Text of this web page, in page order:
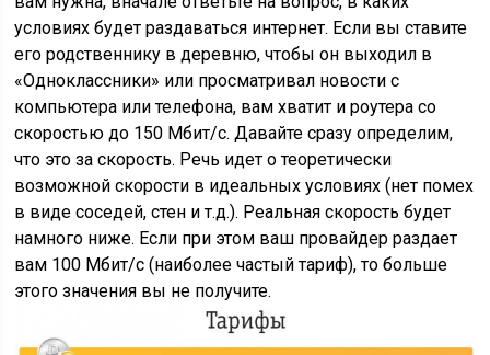
условиях будет раздаваться интернет. Если вы ставите
его родственнику в деревню, чтобы он выходил в
«Одноклассники» или просматривал новости с
компьютера или телефона, вам хватит и роутера со
скоростью до 150 Мбит/с. Давайте сразу определим,
что это за скорость. Речь идет о теоретически
возможной скорости в идеальных условиях (нет помех
в виде соседей, стен и т.д.). Реальная скорость будет
намного ниже. Если при этом ваш провайдер раздает
вам 100 Мбит/с (наиболее частый тариф), то больше
этого значения вы не получите.